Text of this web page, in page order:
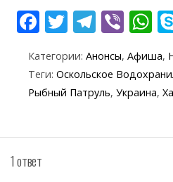
F
e
b
o
k
T
itt
er
T
e
gr
m
Vi
b
er
W
at
s
p
Категории: Анонсы, Афиша,
Теги: Оскольское
Рыбный Патруль, Украина,
1 ответ